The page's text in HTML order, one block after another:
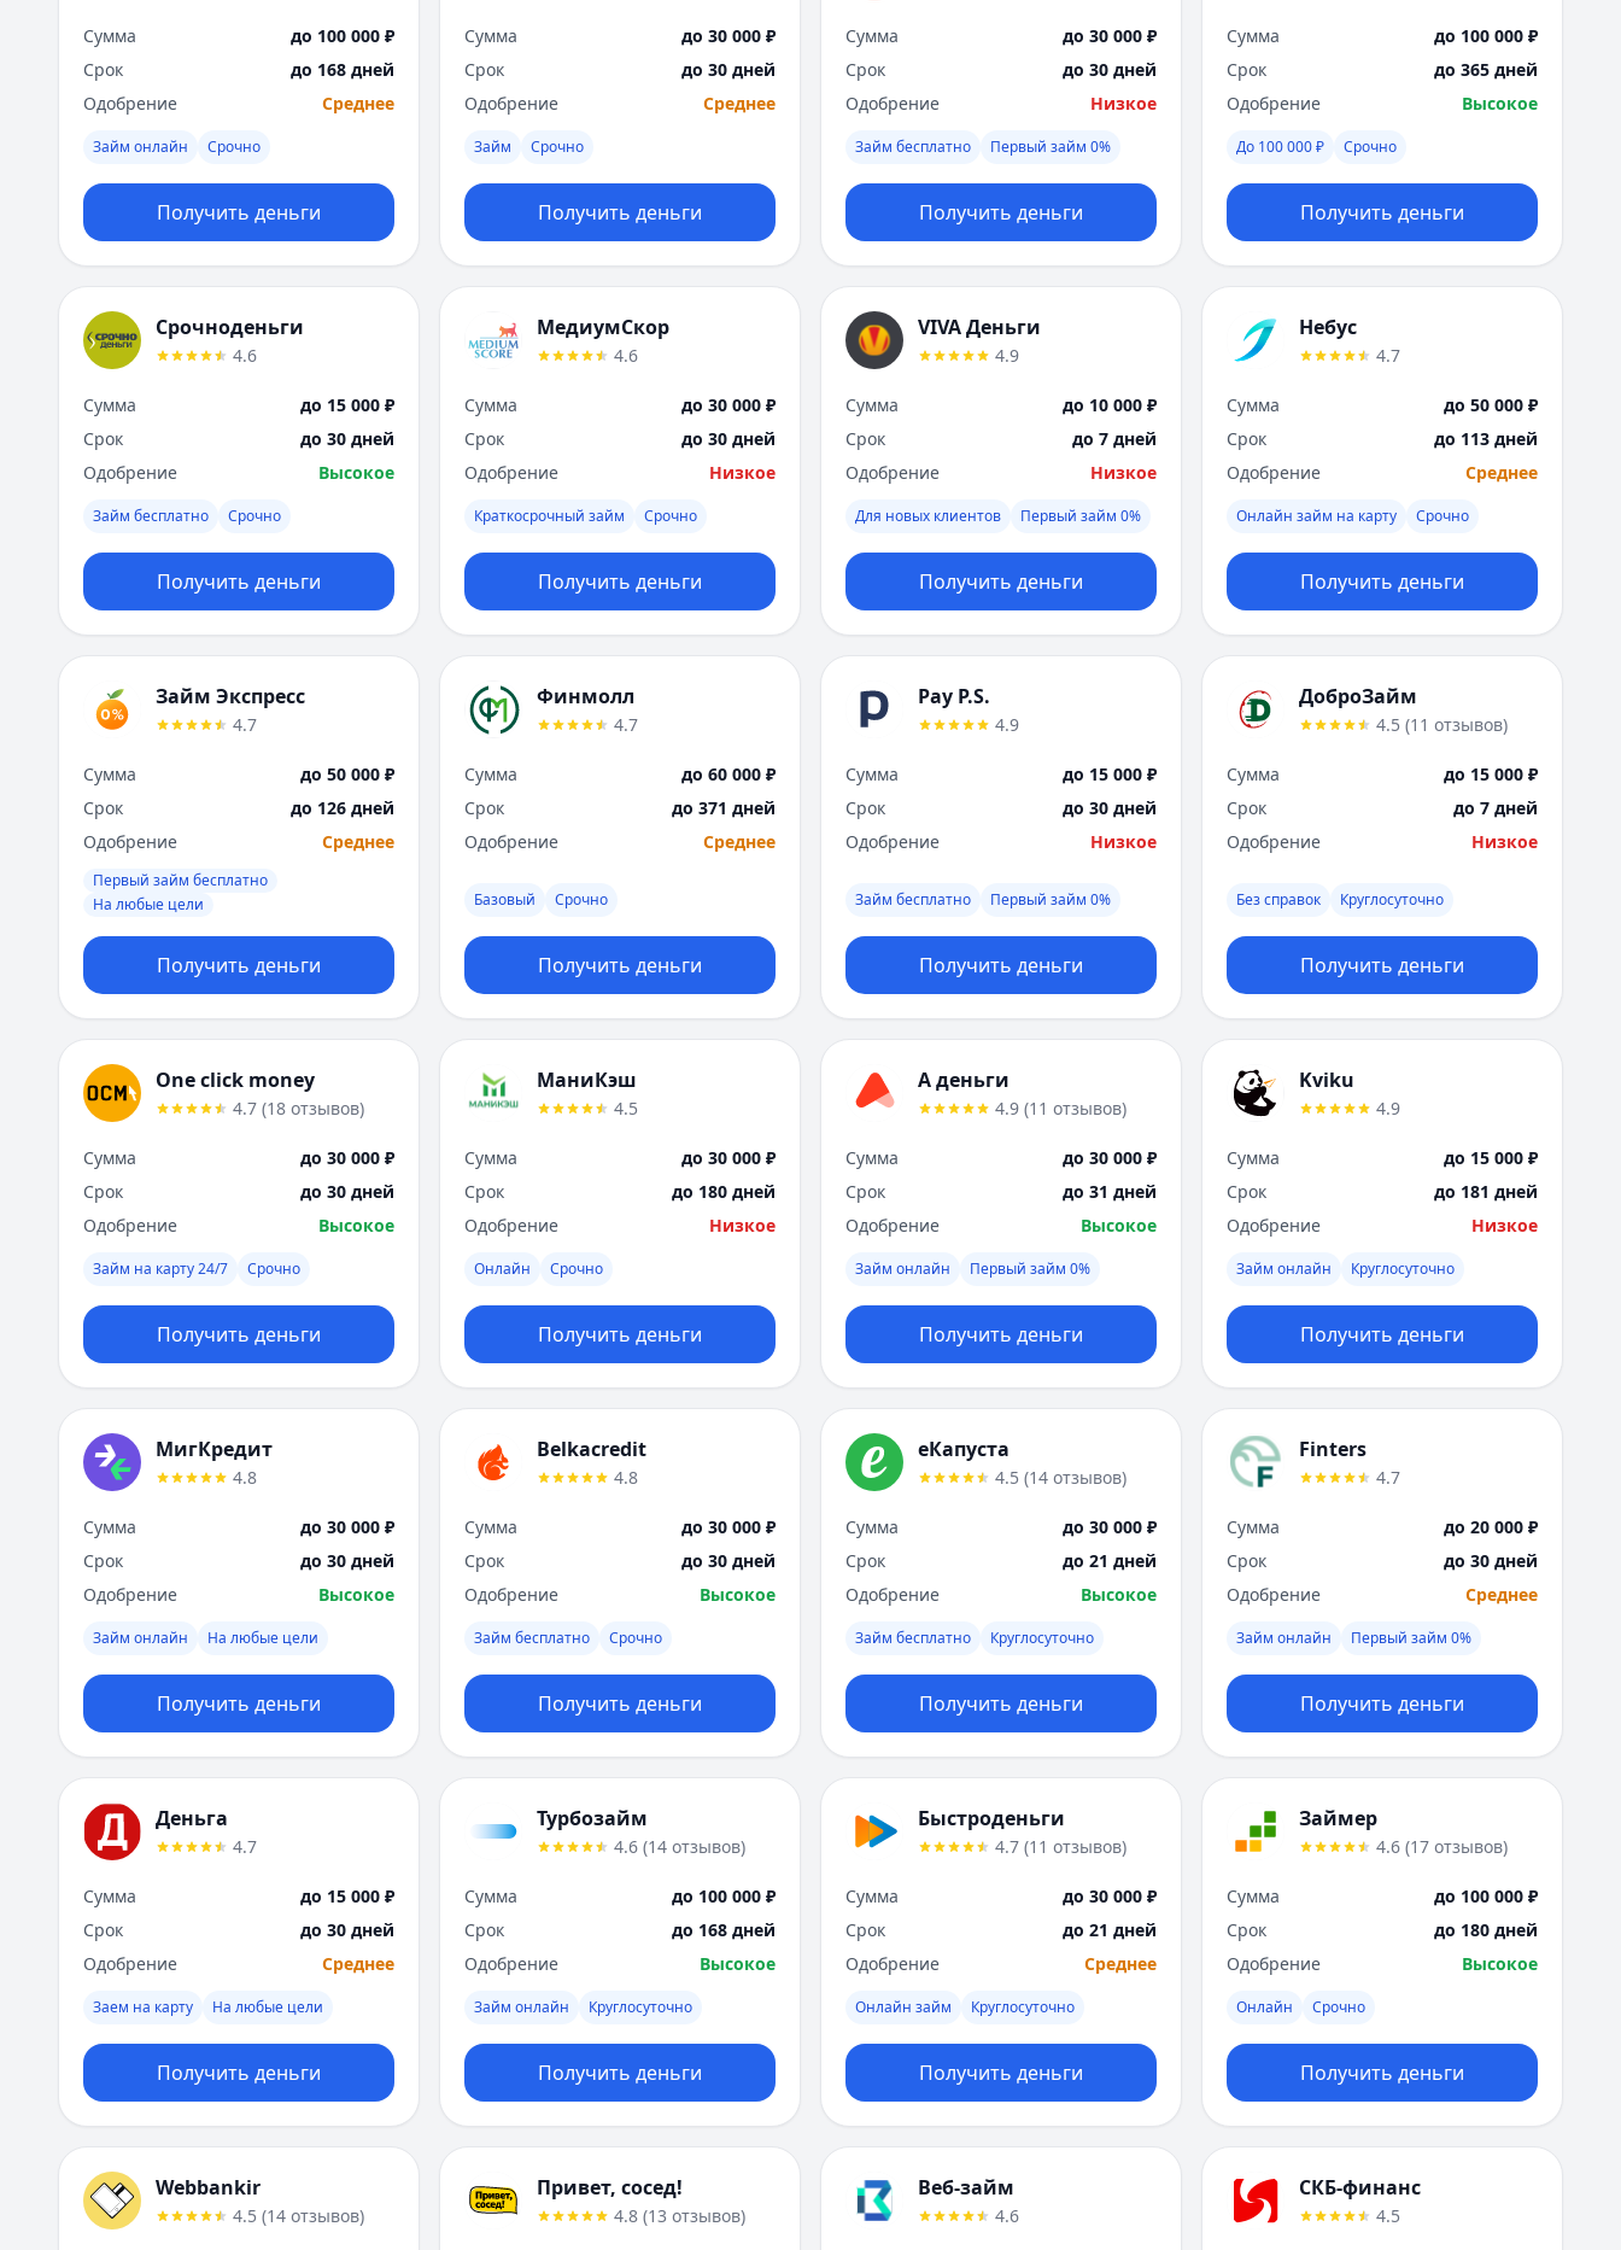
Челябинск
Вся Россия
Сумма
до 100 000 ₽
Срок
до 168 дней
Одобрение
Среднее
Займ онлайн Срочно
Получить деньги
Сумма
до 30 000 ₽
Срок
до 30 дней
Одобрение
Среднее
Займ Срочно
Получить деньги
Сумма
до 30 000 ₽
Срок
до 30 дней
Одобрение
Низкое
Займ бесплатно Первый займ 0%
Получить деньги
Сумма
до 100 000 ₽
Срок
до 365 дней
Одобрение
Высокое
До 100 000 ₽ Срочно
Получить деньги
Срочноденьги
4.6
Сумма
до 15 000 ₽
Срок
до 30 дней
Одобрение
Высокое
Займ бесплатно Срочно
Получить деньги
МедиумСкор
4.6
Сумма
до 30 000 ₽
Срок
до 30 дней
Одобрение
Низкое
Краткосрочный займ Срочно
Получить деньги
VIVA Деньги
4.9
Сумма
до 10 000 ₽
Срок
до 7 дней
Одобрение
Низкое
Для новых клиентов Первый займ 0%
Получить деньги
Небус
4.7
Сумма
до 50 000 ₽
Срок
до 113 дней
Одобрение
Среднее
Онлайн займ на карту Срочно
Получить деньги
Займ Экспресс
4.7
Сумма
до 50 000 ₽
Срок
до 126 дней
Одобрение
Среднее
Первый займ бесплатно
На любые цели
Получить деньги
Финмолл
4.7
Сумма
до 60 000 ₽
Срок
до 371 дней
Одобрение
Среднее
Базовый Срочно
Получить деньги
Pay P.S.
4.9
Сумма
до 15 000 ₽
Срок
до 30 дней
Одобрение
Низкое
Займ бесплатно Первый займ 0%
Получить деньги
ДоброЗайм
4.5 (11 отзывов)
Сумма
до 15 000 ₽
Срок
до 7 дней
Одобрение
Низкое
Без справок Круглосуточно
Получить деньги
One click money
4.7 (18 отзывов)
Сумма
до 30 000 ₽
Срок
до 30 дней
Одобрение
Высокое
Займ на карту 24/7 Срочно
Получить деньги
МаниКэш
4.5
Сумма
до 30 000 ₽
Срок
до 180 дней
Одобрение
Низкое
Онлайн Срочно
Получить деньги
А деньги
4.9 (11 отзывов)
Сумма
до 30 000 ₽
Срок
до 31 дней
Одобрение
Высокое
Займ онлайн Первый займ 0%
Получить деньги
Kviku
4.9
Сумма
до 15 000 ₽
Срок
до 181 дней
Одобрение
Низкое
Займ онлайн Круглосуточно
Получить деньги
МигКредит
4.8
Сумма
до 30 000 ₽
Срок
до 30 дней
Одобрение
Высокое
Займ онлайн На любые цели
Получить деньги
Belkacredit
4.8
Сумма
до 30 000 ₽
Срок
до 30 дней
Одобрение
Высокое
Займ бесплатно Срочно
Получить деньги
еКапуста
4.5 (14 отзывов)
Сумма
до 30 000 ₽
Срок
до 21 дней
Одобрение
Высокое
Займ бесплатно Круглосуточно
Получить деньги
Finters
4.7
Сумма
до 20 000 ₽
Срок
до 30 дней
Одобрение
Среднее
Займ онлайн Первый займ 0%
Получить деньги
Деньга
4.7
Сумма
до 15 000 ₽
Срок
до 30 дней
Одобрение
Среднее
Заем на карту На любые цели
Получить деньги
Турбозайм
4.6 (14 отзывов)
Сумма
до 100 000 ₽
Срок
до 168 дней
Одобрение
Высокое
Займ онлайн Круглосуточно
Получить деньги
Быстроденьги
4.7 (11 отзывов)
Сумма
до 30 000 ₽
Срок
до 21 дней
Одобрение
Среднее
Онлайн займ Круглосуточно
Получить деньги
Займер
4.6 (17 отзывов)
Сумма
до 100 000 ₽
Срок
до 180 дней
Одобрение
Высокое
Онлайн Срочно
Получить деньги
Webbankir
4.5 (14 отзывов)
Привет, сосед!
4.8 (13 отзывов)
Веб-займ
4.6
СКБ-финанс
4.5